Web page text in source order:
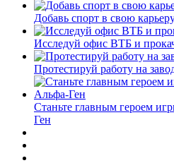
Добавь спорт в свою
Исследуй офис ВТБ и
Протестируй работу на
Станьте главным героем
Ген